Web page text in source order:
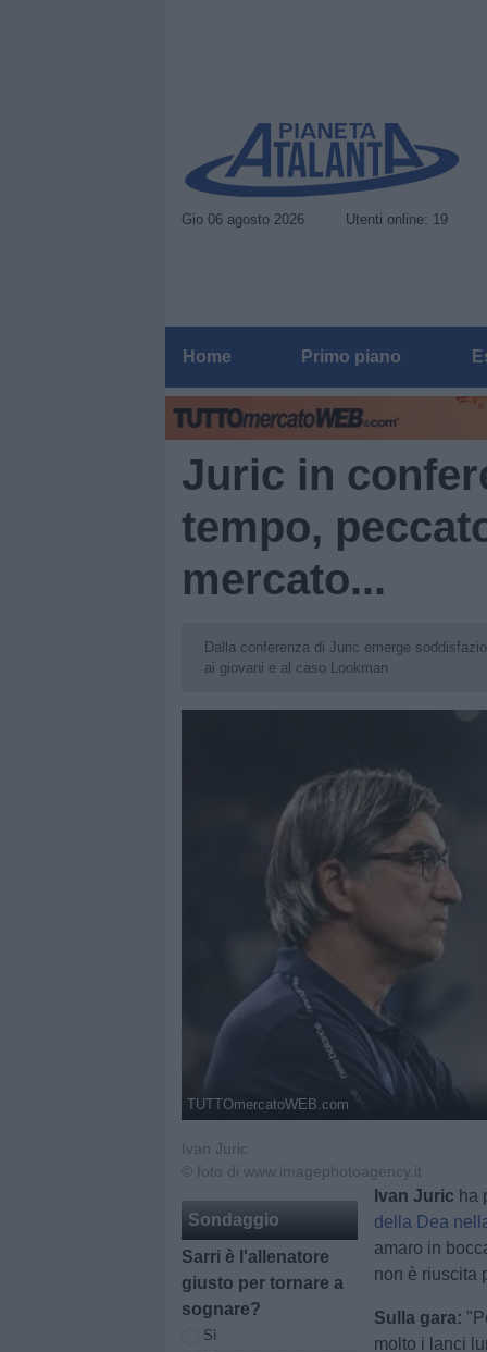
Gio 06 agosto 2026 Utenti online: 19
Home Primo piano
Juric in
tempo,
mercato...
Dalla conferenza di Juric emerge
ai giovani e al caso Lookman
TUTTOmercatoWEB.com
Ivan Juric
© foto di www.imagephotoagency.it
Sondaggio
Sarri è l'allenatore
giusto per tornare a
sognare?
Sì
Ivan Juric ha
della Dea
amaro in
non è riuscita
Sulla gara:
molto i lanci